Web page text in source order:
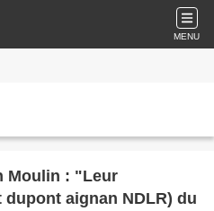
MENU
Moulin : "Leur
aignan NDLR) du